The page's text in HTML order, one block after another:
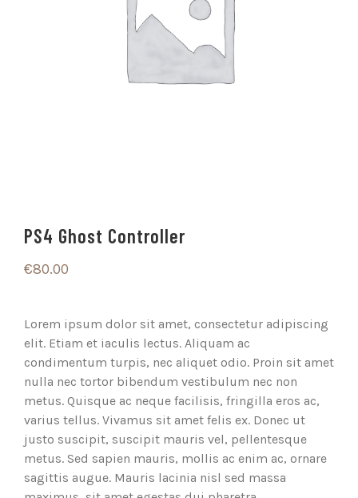
PS4 Ghost Controller
€80.00
Lorem ipsum dolor sit amet, consectetur adipiscing
elit. Etiam et iaculis lectus. Aliquam ac
condimentum turpis, nec aliquet odio. Proin sit amet
nulla nec tortor bibendum vestibulum nec non
metus. Quisque ac neque facilisis, fringilla eros ac,
varius tellus. Vivamus sit amet felis ex. Donec ut
justo suscipit, suscipit mauris vel, pellentesque
metus. Sed sapien mauris, mollis ac enim ac, ornare
sagittis augue. Mauris lacinia nisl sed massa